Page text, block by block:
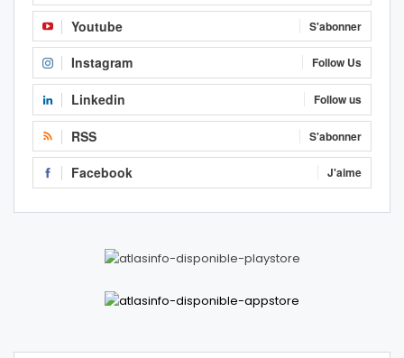
Youtube S'abonner
Instagram Follow Us
Linkedin Follow us
RSS S'abonner
Facebook J'aime